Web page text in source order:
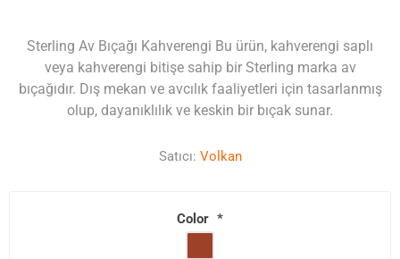
Sterling Av Bıçağı Kahverengi Bu ürün, kahverengi saplı
veya kahverengi bitişe sahip bir Sterling marka av
bıçağıdır. Dış mekan ve avcılık faaliyetleri için tasarlanmış
olup, dayanıklılık ve keskin bir bıçak sunar.
Satıcı: Volkan
Color *